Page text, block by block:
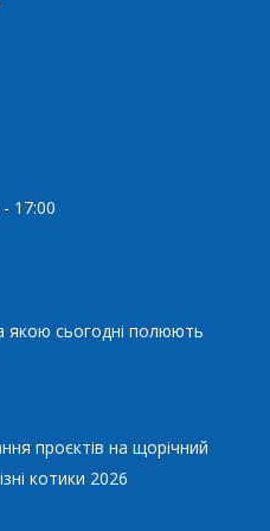
17:00
якою сьогодні полюють
проєктів на щорічний
котики 2026